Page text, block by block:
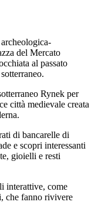
del Mercato
al passato
Rynek per
città medievale creata
di bancarelle di
e scopri interessanti
gioielli e resti
interattive, come
che fanno rivivere